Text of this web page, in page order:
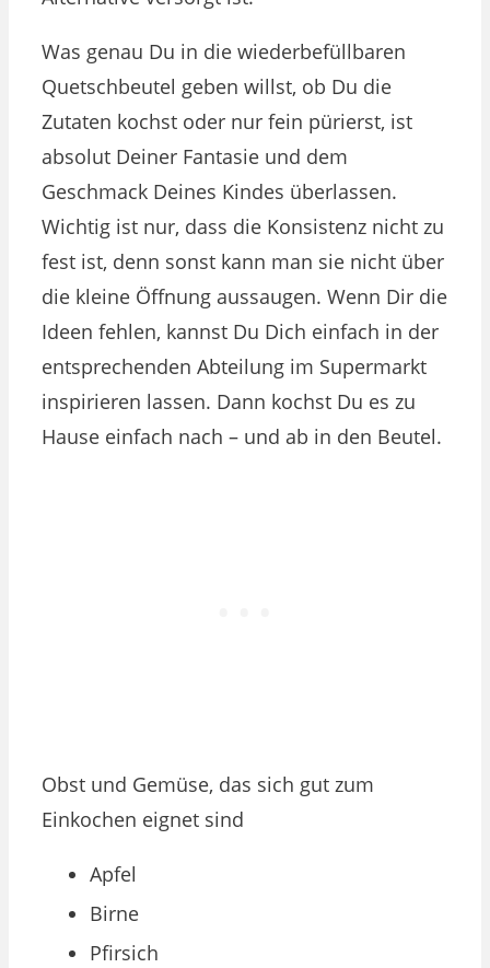
Was genau Du in die wiederbefüllbaren
Quetschbeutel geben willst, ob Du die
Zutaten kochst oder nur fein pürierst, ist
absolut Deiner Fantasie und dem
Geschmack Deines Kindes überlassen.
Wichtig ist nur, dass die Konsistenz nicht zu
fest ist, denn sonst kann man sie nicht über
die kleine Öffnung aussaugen. Wenn Dir die
Ideen fehlen, kannst Du Dich einfach in der
entsprechenden Abteilung im Supermarkt
inspirieren lassen. Dann kochst Du es zu
Hause einfach nach – und ab in den Beutel.
Obst und Gemüse, das sich gut zum
Einkochen eignet sind
Apfel
Birne
Pfirsich